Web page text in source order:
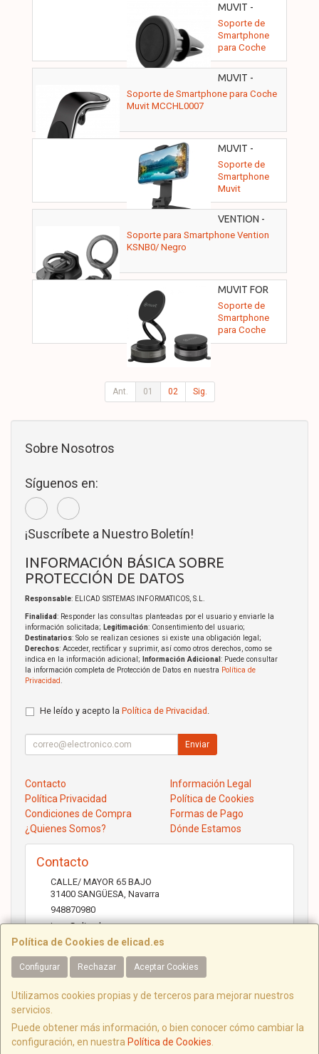
MUVIT -
MCCHL0001
Soporte de
Smartphone
para Coche
Muvit
MCCHL0001
MUVIT -
MCCHL0007
Soporte de Smartphone para Coche
Muvit MCCHL0007
MUVIT -
MCCHL0009
Soporte de
Smartphone
Muvit
MCCHL0009/
Negro
VENTION -
KSNB0
Soporte para Smartphone Vention
KSNB0/ Negro
MUVIT FOR
CHANGE -
MCCHL0035
Soporte de
Smartphone
para Coche
Muvit For
Ant. 01 02 Sig.
Política de Cookies de elicad.es
Configurar Rechazar Aceptar Cookies
Utilizamos cookies propias y de terceros para mejorar nuestros
servicios.
Puede obtener más información, o bien conocer cómo cambiar la
configuración, en nuestra Política de Cookies
Sobre Nosotros
Síguenos en:
¡Suscríbete a Nuestro Boletín!
INFORMACIÓN BÁSICA SOBRE
PROTECCIÓN DE DATOS
Responsable: ELICAD SISTEMAS INFORMATICOS, S.L.
Finalidad: Responder las consultas planteadas por el usuario y enviarle la
información solicitada; Legitimación: Consentimiento del usuario;
Destinatarios: Solo se realizan cesiones si existe una obligación legal;
Derechos: Acceder, rectificar y suprimir, así como otros derechos, como se
indica en la información adicional;
Información Adicional : Puede consultar
la información completa de Protección de Datos en nuestra Política de
Privacidad
He leído y acepto la Política de Privacidad
Enviar
Contacto
Información Legal
Política Privacidad
Política de Cookies
Condiciones de Compra
Formas de Pago
¿Quienes Somos?
Dónde Estamos
Contacto
CALLE/ MAYOR 65 BAJO
31400 SANGÜESA Navarra
948870980
jose@elicad.com
Horario
Lunes a Viernes 9:30 a 20:00 Sábados 10.00 a 14.00
C/ Mayor, 65, 31400, Navarra, España. - C.I.F.: B31843022 - Tfno: 948870980